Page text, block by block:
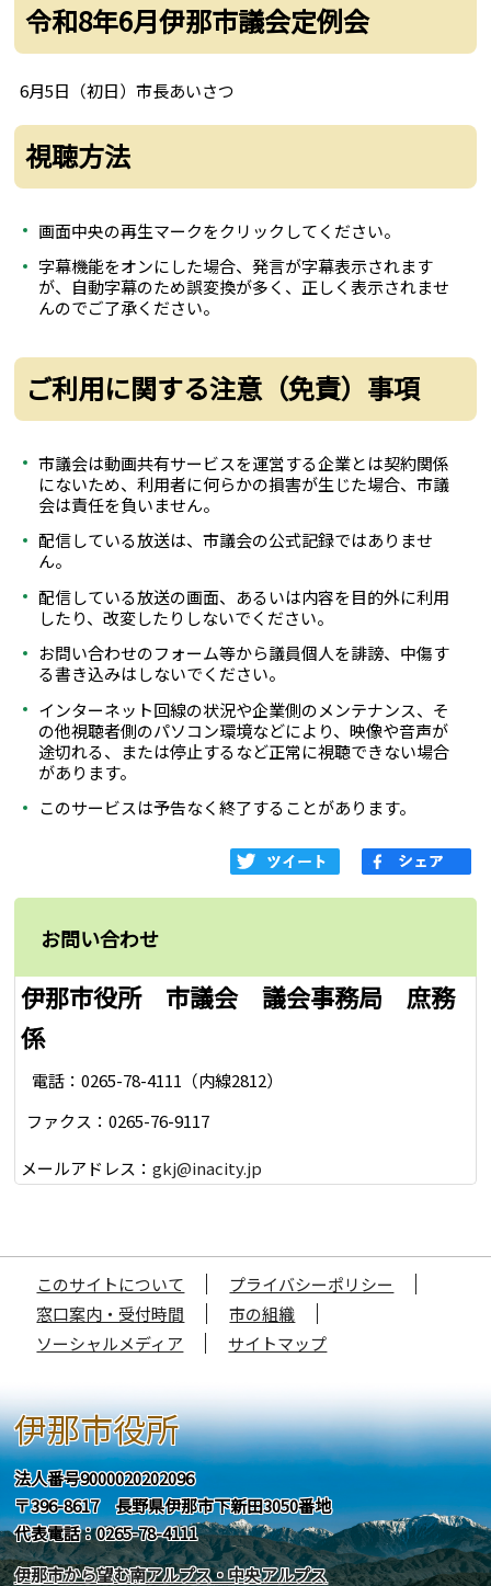
令和8年6月伊那市議会定例会
6月5日（初日）市長あいさつ
視聴方法
画面中央の再生マークをクリックしてください。
字幕機能をオンにした場合、発言が字幕表示されます
が、自動字幕のため誤変換が多く、正しく表示されませ
んのでご了承ください。
ご利用に関する注意（免責）事項
市議会は動画共有サービスを運営する企業とは契約関係
にないため、利用者に何らかの損害が生じた場合、市議
会は責任を負いません。
配信している放送は、市議会の公式記録ではありませ
ん。
配信している放送の画面、あるいは内容を目的外に利用
したり、改変したりしないでください。
お問い合わせのフォーム等から議員個人を誹謗、中傷す
る書き込みはしないでください。
インターネット回線の状況や企業側のメンテナンス、そ
の他視聴者側のパソコン環境などにより、映像や音声が
途切れる、または停止するなど正常に視聴できない場合
があります。
このサービスは予告なく終了することがあります。
お問い合わせ
伊那市役所 市議会 議会事務局 庶務
係
電話：0265-78-4111（内線2812）
ファクス：0265-76-9117
メールアドレス：gkj@inacity.jp
このサイトについて
プライバシーポリシー
窓口案内・受付時間
市の組織
ソーシャルメディア
サイトマップ
伊那市役所
法人番号9000020202096
〒396-8617 長野県伊那市下新田3050番地
代表電話：0265-78-4111
伊那市から望む南アルプス・中央アルプス